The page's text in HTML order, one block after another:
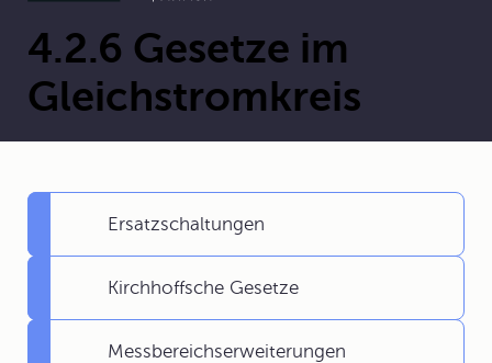
4.2.6 Gesetze im
Gleichstromkreis
Ersatzschaltungen
Kirchhoffsche Gesetze
Messbereichserweiterungen